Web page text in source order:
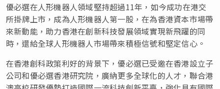
優必選在人形機器人領域堅持超過11年，如今成功在港交
所掛牌上市，成為人形機器人第一股，在為香港資本市場帶
來新動能，助力香港在創新科技發展領域實現新飛躍的同
時，還給全球人形機器人市場帶來積極信號和堅定信心。
在香港創科政策利好的背景下，優必選已受邀在香港設立子
公司和優必選香港研究院，廣納更多全球化的人才，聯合港